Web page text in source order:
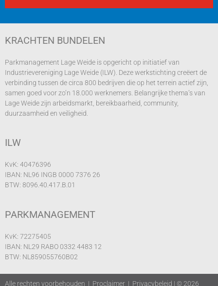
KRACHTEN BUNDELEN
Parkmanagement Lage Weide is opgericht op initiatief van
Industrievereniging Lage Weide (ILW). Deze werkstichting creëert de
verbinding tussen de circa 800 bedrijven die op het terrein actief zijn,
samen goed voor zo’n 18.000 werknemers. Belangrijke thema’s van
Lage Weide zijn arbeidsmarkt, bereikbaarheid, community,
duurzaamheid en veiligheid.
ILW
KvK: 40476396
IBAN: NL96 INGB 0000 7376 26
BTW: 8096.40.417.B.01
PARKMANAGEMENT
KvK: 72275405
IBAN: NL29 RABO 0332 4483 12
BTW: NL859055760B02
Alle rechten voorbehouden | Proclaimer | Privacybeleid | © 2026